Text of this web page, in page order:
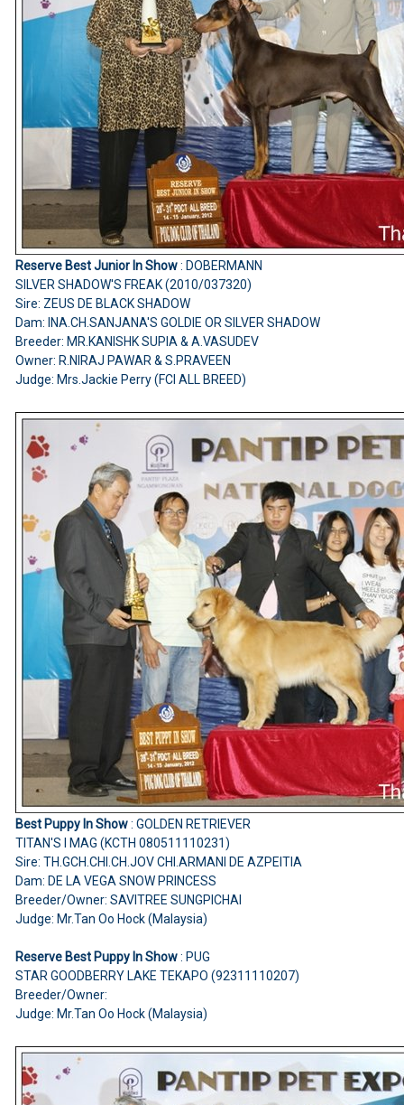
Reserve Best Junior In Show: DOBERMANN
SILVER SHADOW'S FREAK (2010/037320)
Sire: ZEUS DE BLACK SHADOW
Dam: INA.CH.SANJANA'S GOLDIE OR SILVER SHADOW
Breeder: MR.KANISHK SUPIA & A.VASUDEV
Owner: R.NIRAJ PAWAR & S.PRAVEEN
Judge: Mrs.Jackie Perry (FCI ALL BREED)
Best Puppy In Show: GOLDEN RETRIEVER
TITAN'S I MAG (KCTH 080511110231)
Sire: TH.GCH.CHI.CH.JOV CHI.ARMANI DE AZPEITIA
Dam: DE LA VEGA SNOW PRINCESS
Breeder/Owner: SAVITREE SUNGPICHAI
Judge: Mr.Tan Oo Hock (Malaysia)
Reserve Best Puppy In Show: PUG
STAR GOODBERRY LAKE TEKAPO (92311110207)
Breeder/Owner:
Judge: Mr.Tan Oo Hock (Malaysia)